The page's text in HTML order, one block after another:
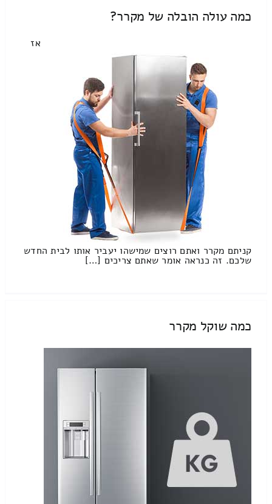
כמה עולה הובלה של מקרר?
אז
קניתם מקרר ואתם רוצים שמישהו יעביר אותו לבית החדש
שלכם. זה כנראה אומר שאתם צריכים […]
כמה שוקל מקרר